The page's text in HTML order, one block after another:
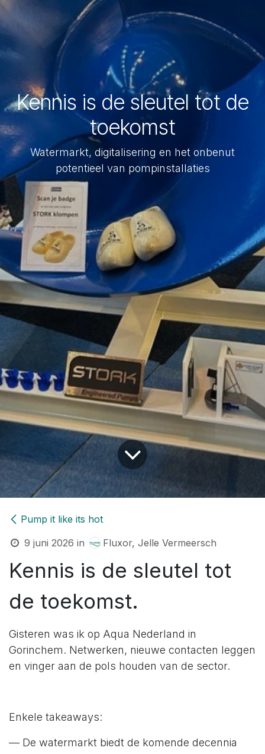
Kennis is de sleutel tot de
toekomst
Watermarkt, digitalisering en het onbenut
potentieel van pompinstallaties
Pump it like its hot
9 juni 2026 in Fluxor, Jelle Vermeersch
Kennis is de sleutel tot
de toekomst.
Gisteren was ik op Aqua Nederland in
Gorinchem. Netwerken, nieuwe contacten leggen
en vinger aan de pols houden van de sector.
Enkele takeaways:
— De watermarkt biedt de komende decennia